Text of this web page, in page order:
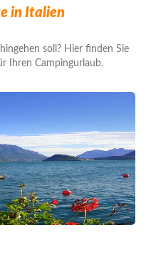
in Italien
soll? Hier finden Sie
Ihren Campingurlaub.